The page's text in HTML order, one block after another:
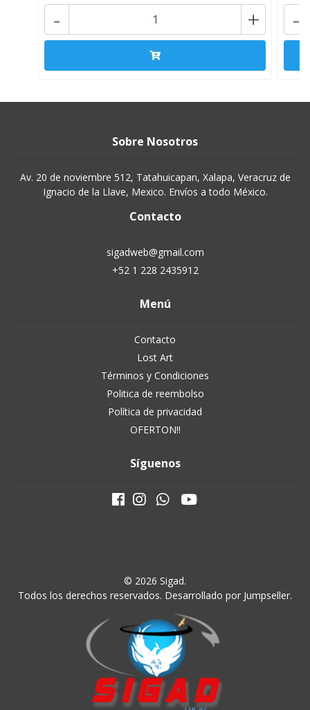
+
- -
Sobre Nosotros
Av. 20 de noviembre 512, Tatahuicapan, Xalapa, Veracruz de
Ignacio de la Llave, Mexico. Envíos a todo México.
Contacto
sigadweb@gmail.com
+52 1 228 2435912
Menú
Contacto
Lost Art
Términos y Condiciones
Politica de reembolso
Política de privacidad
OFERTON!!
Síguenos
© 2026 Sigad.
Todos los derechos reservados. Desarrollado por Jumpseller.